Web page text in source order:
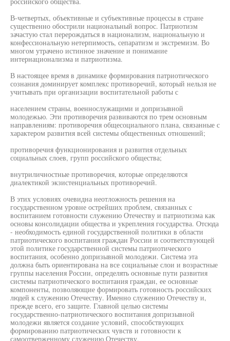
В-четвертых, объективные и субъективные процессы в стране
существенно обострили национальный вопрос. Патриотизм
зачастую стал перерождаться в национализм, национальную и
конфессиональную нетерпимость, сепаратизм и экстремизм. Во
многом утрачено истинное значение и понимание
интернационализма и патриотизма.
В настоящее время в динамике формирования патриотического
сознания доминирует комплекс противоречий, который нельзя не
учитывать при организации воспитательной работы с
населением страны, военнослужащими и допризывной
молодежью. Эти противоречия развиваются по трем основным
направлениям: противоречия общесоциального плана, связанные с
характером развития всей системы общественных отношений;
противоречия функционирования и развития отдельных
социальных слоев, групп российского общества;
внутриличностные противоречия, которые определяются
диалектикой экзистенциальных противоречий.
В этих условиях очевидна неотложность решения на
государственном уровне острейших проблем, связанных с
воспитанием готовности служению Отечеству и патриотизма как
основы консолидации общества и укрепления государства. Отсюда
- необходимость единой государственной политики в области
патриотического воспитания граждан России и соответствующей
этой политике государственной системы патриотического
воспитания, особенно допризывной молодежи. Система эта
должна быть ориентирована на все социальные слои и возрастные
группы населения России, определять основные пути развития
системы патриотического воспитания граждан, ее основные
компоненты, позволяющие формировать готовность российских
людей к служению Отечеству. Именно служению Отечеству и,
прежде всего, его защите. Главной целью системы
государственно-патриотического воспитания допризывной
молодежи является создание условий, способствующих
формированию патриотических чувств и готовности к
самоотверженному служению Отечеству.